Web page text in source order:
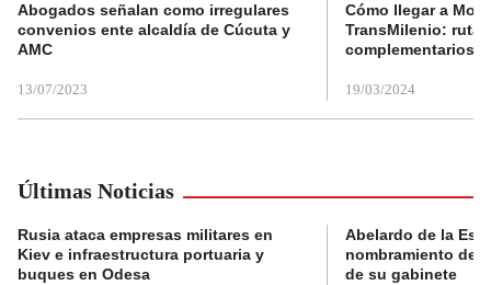
Abogados señalan como irregulares
convenios ente alcaldía de Cúcuta y
AMC
13/07/2023
Cómo llegar a
TransMilenio:
complementarios
19/03/2024
Últimas Noticias
Rusia ataca empresas militares en
Kiev e infraestructura portuaria y
buques en Odesa
Abelardo de la
nombramiento de
de su gabinete